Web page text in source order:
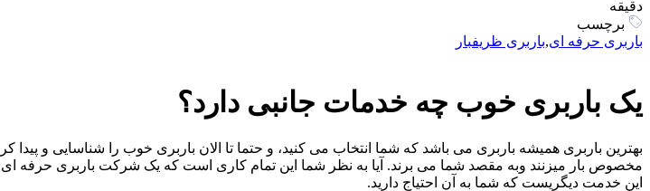
دقیقه
برچسب
باربری حرفه ای,باربری ظریفبار
یک باربری خوب چه خدمات جانبی دارد؟
بهترین باربری همیشه باربری می باشد که شما انتخاب می کنید، و حتما تا الان باربری خوب را شناسایی و پیدا
مخصوص بار میزنند وبه مقصد شما می برند. آیا به نظر شما این تمام کاری است که یک شرکت باربری حرفه ای
این خدمت دیگریست که شما به آن احتیاج دارید.